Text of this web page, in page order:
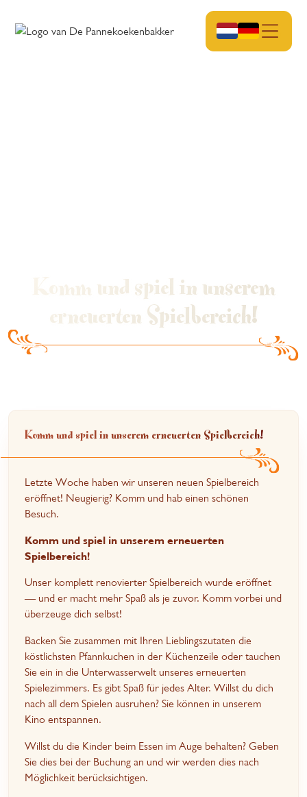
Komm und spiel in unserem
erneuerten Spielbereich!
Komm und spiel in unserem erneuerten Spielbereich!
Letzte Woche haben wir unseren neuen Spielbereich
eröffnet! Neugierig? Komm und hab einen schönen
Besuch.
Komm und spiel in unserem erneuerten
Spielbereich!
Unser komplett renovierter Spielbereich wurde eröffnet
— und er macht mehr Spaß als je zuvor. Komm vorbei und
überzeuge dich selbst!
Backen Sie zusammen mit Ihren Lieblingszutaten die
köstlichsten Pfannkuchen in der Küchenzeile oder tauchen
Sie ein in die Unterwasserwelt unseres erneuerten
Spielezimmers. Es gibt Spaß für jedes Alter. Willst du dich
nach all dem Spielen ausruhen? Sie können in unserem
Kino entspannen.
Willst du die Kinder beim Essen im Auge behalten? Geben
Sie dies bei der Buchung an und wir werden dies nach
Möglichkeit berücksichtigen.